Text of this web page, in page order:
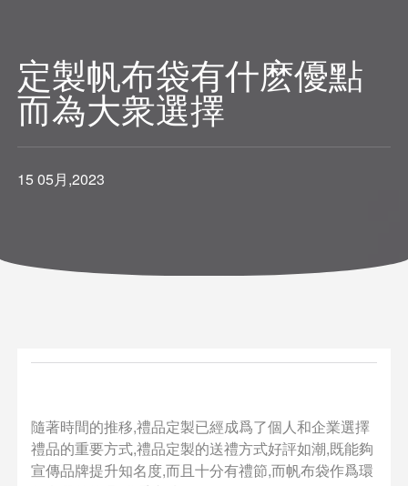
定製帆布袋有什麽優點
而為大衆選擇
15 05月,2023
隨著時間的推移,禮品定製已經成爲了個人和企業選擇
禮品的重要方式,禮品定製的送禮方式好評如潮,既能夠
宣傳品牌提升知名度,而且十分有禮節,而帆布袋作爲環